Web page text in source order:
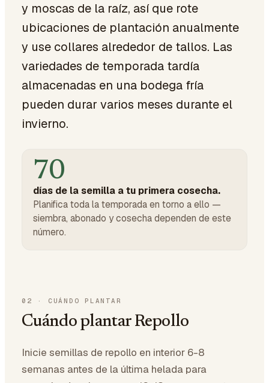
y moscas de la raíz, así que rote
ubicaciones de plantación anualmente
y use collares alrededor de tallos. Las
variedades de temporada tardía
almacenadas en una bodega fría
pueden durar varios meses durante el
invierno.
70
días de la semilla a tu primera cosecha.
Planifica toda la temporada en torno a ello —
siembra, abonado y cosecha dependen de este
número.
02 · CUÁNDO PLANTAR
Cuándo plantar Repollo
Inicie semillas de repollo en interior 6-8
semanas antes de la última helada para